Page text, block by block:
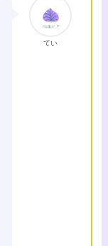
てい